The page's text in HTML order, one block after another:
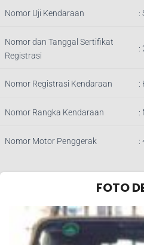
Nomor Uji Kendaraan :
Nomor dan Tanggal Sertifikat
Registrasi
:
Nomor Registrasi Kendaraan :
Nomor Rangka Kendaraan :
Nomor Motor Penggerak :
FOTO